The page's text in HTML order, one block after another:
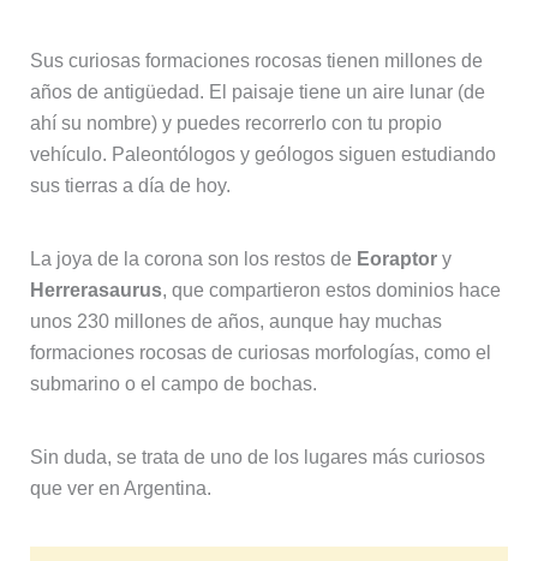
Sus curiosas formaciones rocosas tienen millones de
años de antigüedad. El paisaje tiene un aire lunar (de
ahí su nombre) y puedes recorrerlo con tu propio
vehículo. Paleontólogos y geólogos siguen estudiando
sus tierras a día de hoy.
La joya de la corona son los restos de Eoraptory
Herrerasaurus, que compartieron estos dominios hace
unos 230 millones de años, aunque hay muchas
formaciones rocosas de curiosas morfologías, como el
submarino o el campo de bochas.
Sin duda, se trata de uno de los lugares más curiosos
que ver en Argentina.